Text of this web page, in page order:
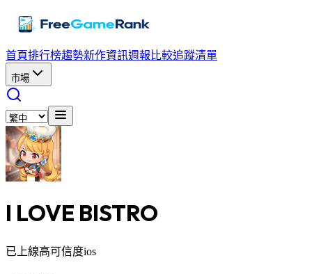
首頁排行榜趨勢新作資訊週報 比較追蹤清單
市場
I LOVE BISTRO
已上線高可信度ios